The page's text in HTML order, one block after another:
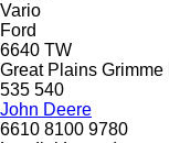
Vario
Ford
6640 TW
Great Plains Grimme
535 540
John Deere
6610 8100 9780